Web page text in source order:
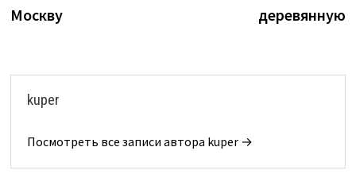
Москву
деревянную
kuper
Посмотреть все записи автора kuper →